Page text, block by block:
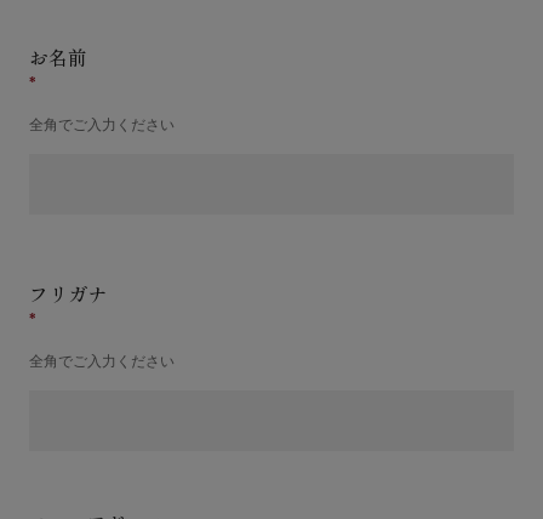
お名前
全角でご入力ください
フリガナ
全角でご入力ください